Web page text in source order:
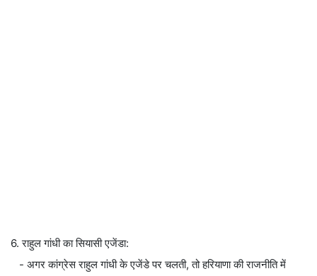
6. राहुल गांधी का सियासी एजेंडा:
- अगर कांग्रेस राहुल गांधी के एजेंडे पर चलती, तो हरियाणा की राजनीति में